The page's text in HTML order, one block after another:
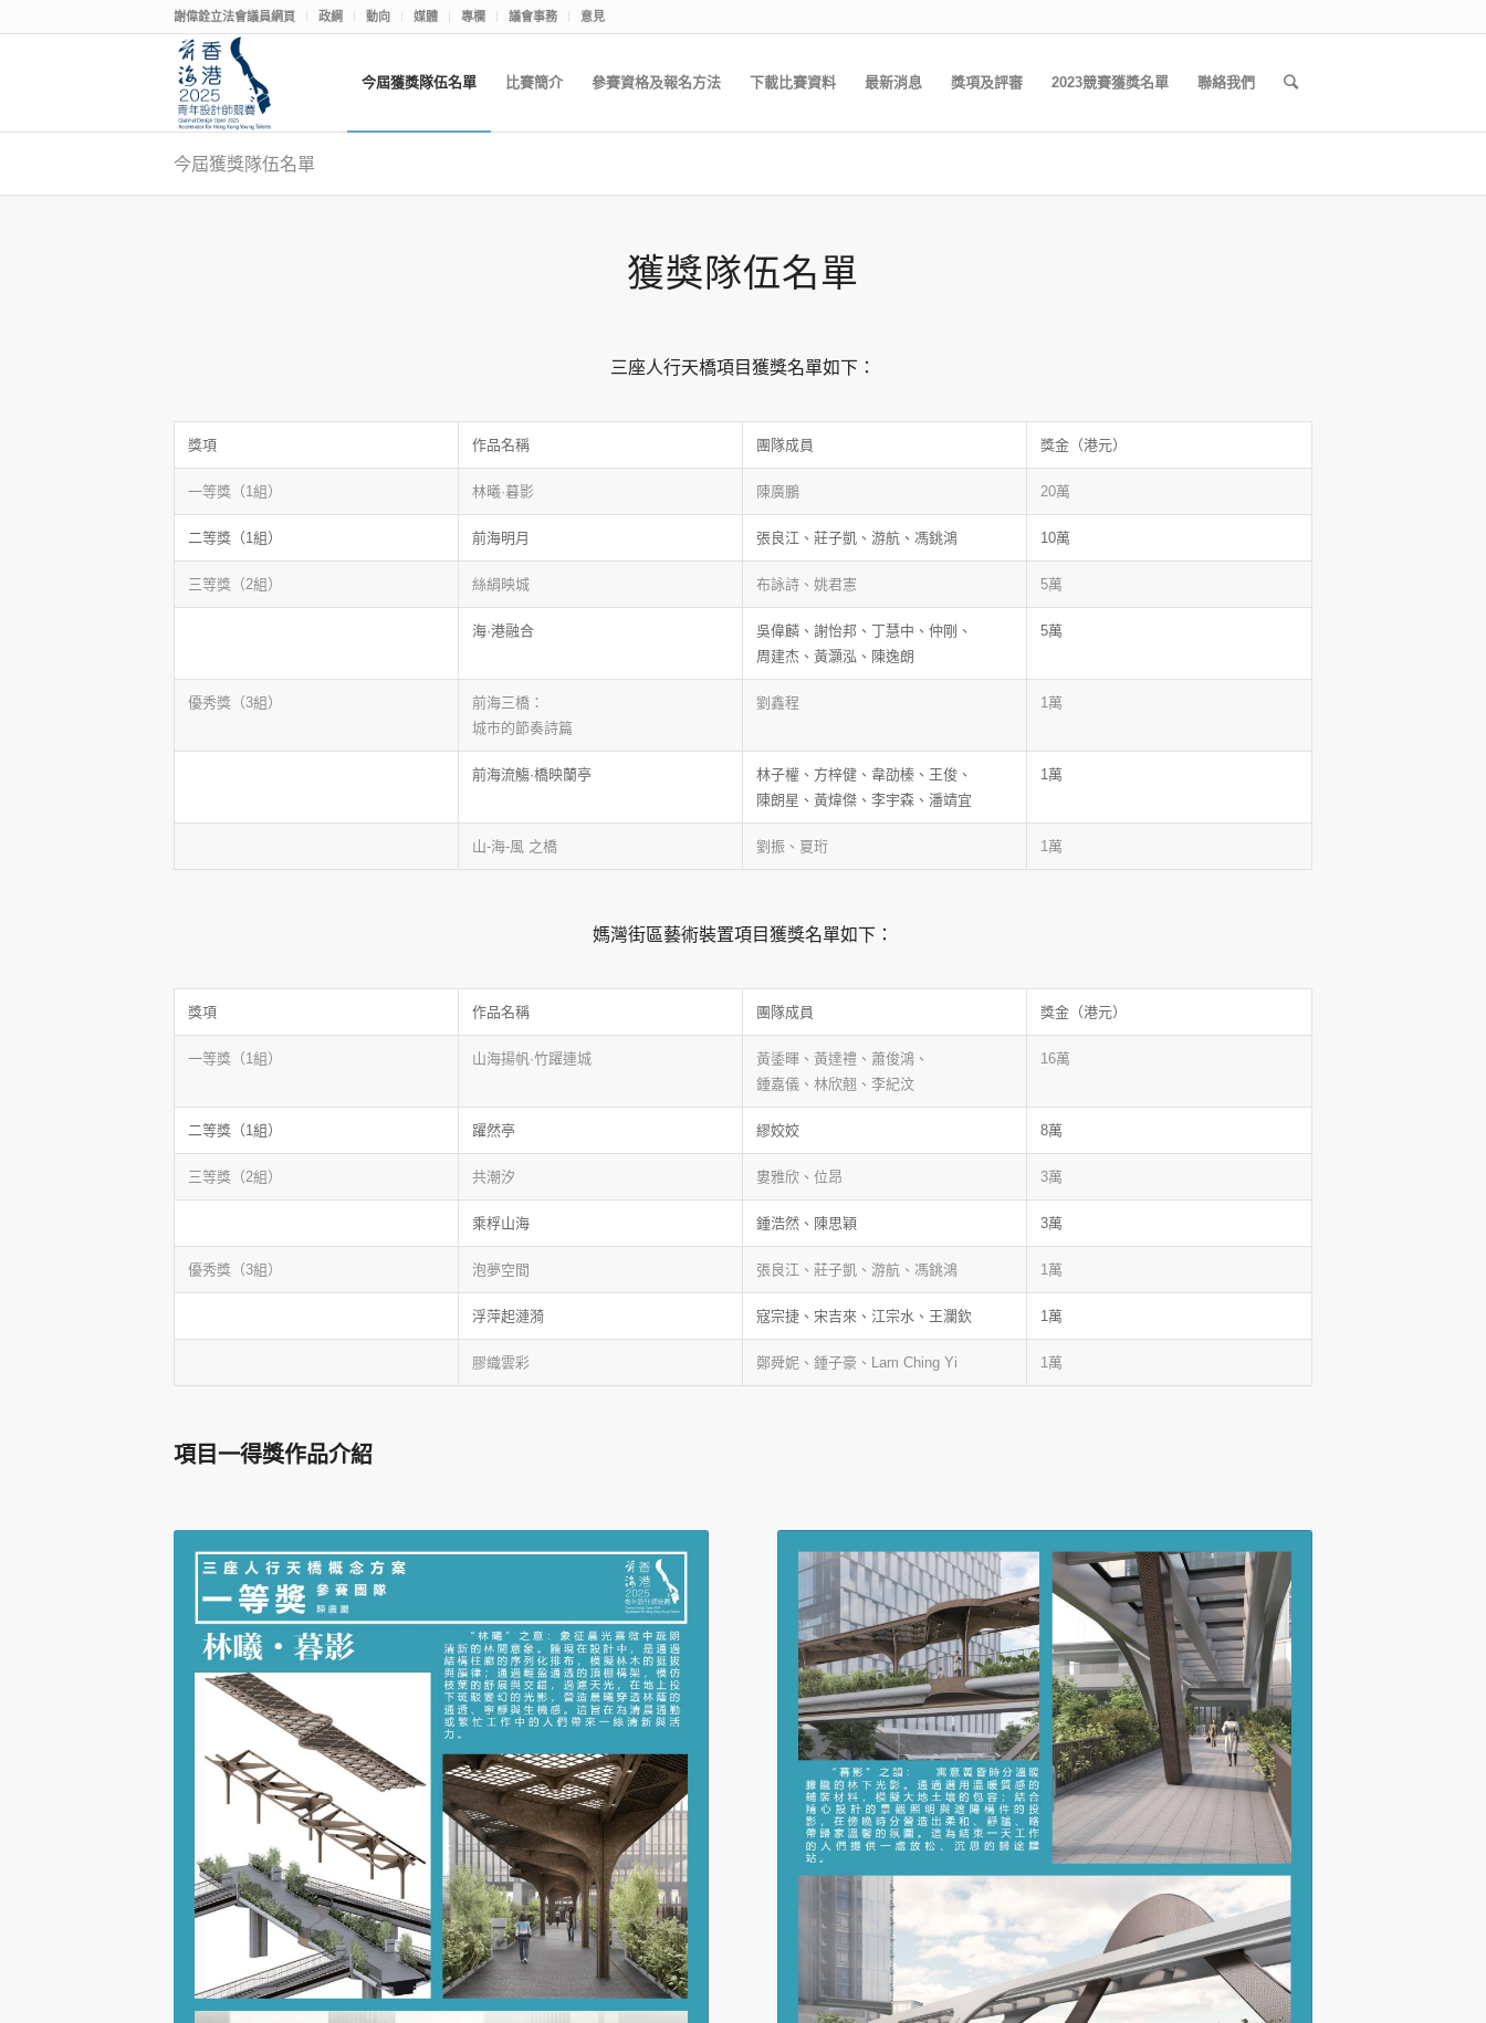
謝偉銓立法會議員網頁 政綱 動向 媒體 專欄 議會事務 意見
今屆獲獎隊伍名單 比賽簡介 參賽資格及報名方法 下載比賽資料 最新消息 獎項及評審 2023競賽獲獎名單 聯絡我們
今屆獲獎隊伍名單
獲獎隊伍名單
三座人行天橋項目獲獎名單如下：
獎項 作品名稱 團隊成員 獎金（港元）
一等獎（1組） 林曦·暮影 陳廣鵬 20萬
二等獎（1組） 前海明月 張良江、莊子凱、游航、馮銚鴻 10萬
三等獎（2組） 絲絹映城 布詠詩、姚君憲 5萬
海·港融合
吳偉麟、謝怡邦、丁慧中、仲剛、
周建杰、黃灝泓、陳逸朗
5萬
優秀獎（3組）
前海三橋：
城市的節奏詩篇
劉鑫程 1萬
前海流觴·橋映蘭亭
林子權、方梓健、韋劭榛、王俊、
陳朗星、黃煒傑、李宇森、潘靖宜
1萬
山-海-風 之橋 劉振、夏珩 1萬
媽灣街區藝術裝置項目獲獎名單如下：
獎項 作品名稱 團隊成員 獎金（港元）
一等獎（1組） 山海揚帆·竹躍連城
黃鋈暉、黃達禮、蕭俊鴻、
鍾嘉儀、林欣翹、李紀汶
16萬
二等獎（1組） 躍然亭 繆姣姣 8萬
三等獎（2組） 共潮汐 婁雅欣、位昂 3萬
乘桴山海 鍾浩然、陳思穎 3萬
優秀獎（3組） 泡夢空間 張良江、莊子凱、游航、馮銚鴻 1萬
浮萍起漣漪 寇宗捷、宋吉來、江宗水、王瀾欽 1萬
膠織雲彩 鄭舜妮、鍾子豪、Lam Ching Yi 1萬
項目一得獎作品介紹